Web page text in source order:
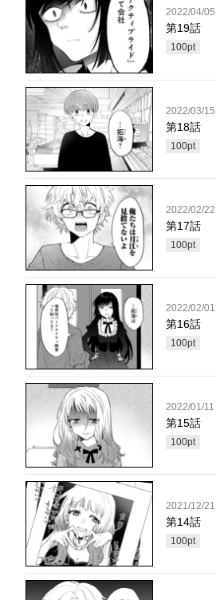
2022/04/05
第19話
100pt
2022/03/15
第18話
100pt
2022/02/22
第17話
100pt
2022/02/01
第16話
100pt
2022/01/11
第15話
100pt
2021/12/21
第14話
100pt